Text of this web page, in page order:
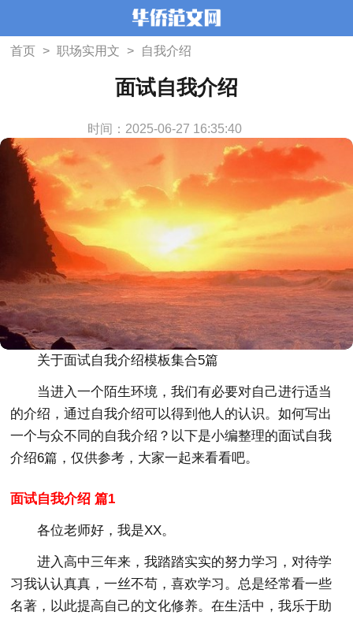
首页 > 职场实用文 > 自我介绍
面试自我介绍
时间：2025-06-27 16:35:40
关于面试自我介绍模板集合5篇
当进入一个陌生环境，我们有必要对自己进行适当
的介绍，通过自我介绍可以得到他人的认识。如何写出
一个与众不同的自我介绍？以下是小编整理的面试自我
介绍6篇，仅供参考，大家一起来看看吧。
面试自我介绍 篇1
各位老师好，我是XX。
进入高中三年来，我踏踏实实的努力学习，对待学
习我认认真真，一丝不苟，喜欢学习。总是经常看一些
名著，以此提高自己的文化修养。在生活中，我乐于助